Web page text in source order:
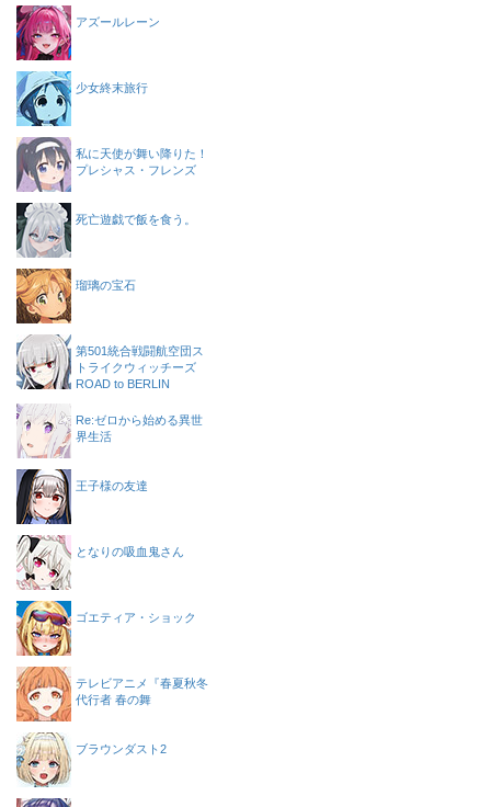
アズールレーン
少女終末旅行
私に天使が舞い降りた！
プレシャス・フレンズ
死亡遊戯で飯を食う。
瑠璃の宝石
第501統合戦闘航空団ス
トライクウィッチーズ
ROAD to BERLIN
Re:ゼロから始める異世
界生活
王子様の友達
となりの吸血鬼さん
ゴエティア・ショック
テレビアニメ『春夏秋冬
代行者 春の舞
ブラウンダスト2